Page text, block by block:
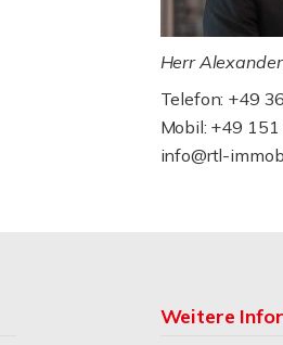
Herr
Telefon: +49
Mobil: +49
info@rtl-
Weitere